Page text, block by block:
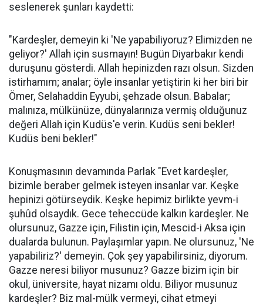
seslenerek şunları kaydetti:
"Kardeşler, demeyin ki 'Ne yapabiliyoruz? Elimizden ne
geliyor?' Allah için susmayın! Bugün Diyarbakır kendi
duruşunu gösterdi. Allah hepinizden razı olsun. Sizden
istirhamım; analar; öyle insanlar yetiştirin ki her biri bir
Ömer, Selahaddin Eyyubi, şehzade olsun. Babalar;
malınıza, mülkünüze, dünyalarınıza vermiş olduğunuz
değeri Allah için Kudüs'e verin. Kudüs seni bekler!
Kudüs beni bekler!"
Konuşmasının devamında Parlak "Evet kardeşler,
bizimle beraber gelmek isteyen insanlar var. Keşke
hepinizi götürseydik. Keşke hepimiz birlikte yevm-i
şuhûd olsaydık. Gece teheccüde kalkın kardeşler. Ne
olursunuz, Gazze için, Filistin için, Mescid-i Aksa için
dualarda bulunun. Paylaşımlar yapın. Ne olursunuz, 'Ne
yapabiliriz?' demeyin. Çok şey yapabilirsiniz, diyorum.
Gazze neresi biliyor musunuz? Gazze bizim için bir
okul, üniversite, hayat nizamı oldu. Biliyor musunuz
kardeşler? Biz mal-mülk vermeyi, cihat etmeyi